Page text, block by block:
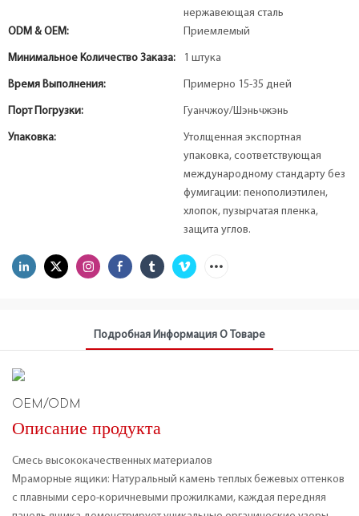
нержавеющая сталь
ODM & OEM:
Приемлемый
Минимальное Количество Заказа: 1 штука
Время Выполнения: Примерно 15-35 дней
Порт Погрузки: Гуанчжоу/Шэньчжэнь
Упаковка:
Утолщенная экспортная
упаковка, соответствующая
международному стандарту без
фумигации: пенополиэтилен,
хлопок, пузырчатая пленка,
защита углов.
Подробная Информация О Товаре
OEM/ODM
Описание продукта
Смесь высококачественных материалов
Мраморные ящики: Натуральный камень теплых бежевых оттенков
с плавными серо-коричневыми прожилками, каждая передняя